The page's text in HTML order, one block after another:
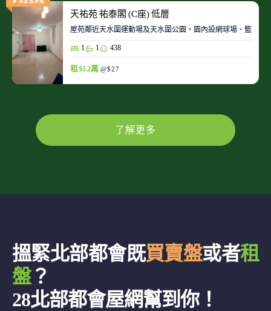
天祐苑 祐泰閣 (C座) 低層
屋苑鄰近天水圍運動場及天水圍公園，園內設網球場、籃球
1 1 438
租 $1.2萬 @$27
了解更多
搵緊北部都會既買賣盤或者租
盤？
28北部都會屋網幫到你！